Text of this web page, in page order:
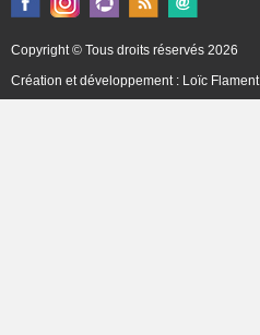
Copyright © Tous droits réservés 2026
Création et développement : Loïc Flament